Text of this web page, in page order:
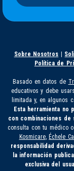
Sobre Nosotros
Política de
Basado en datos de
educativos y debe
limitada y, en algunos
Esta herramienta no
con combinaciones de
consulta con tu médico
Kosmicare, Échele
responsabilidad
la información
exclusiva del